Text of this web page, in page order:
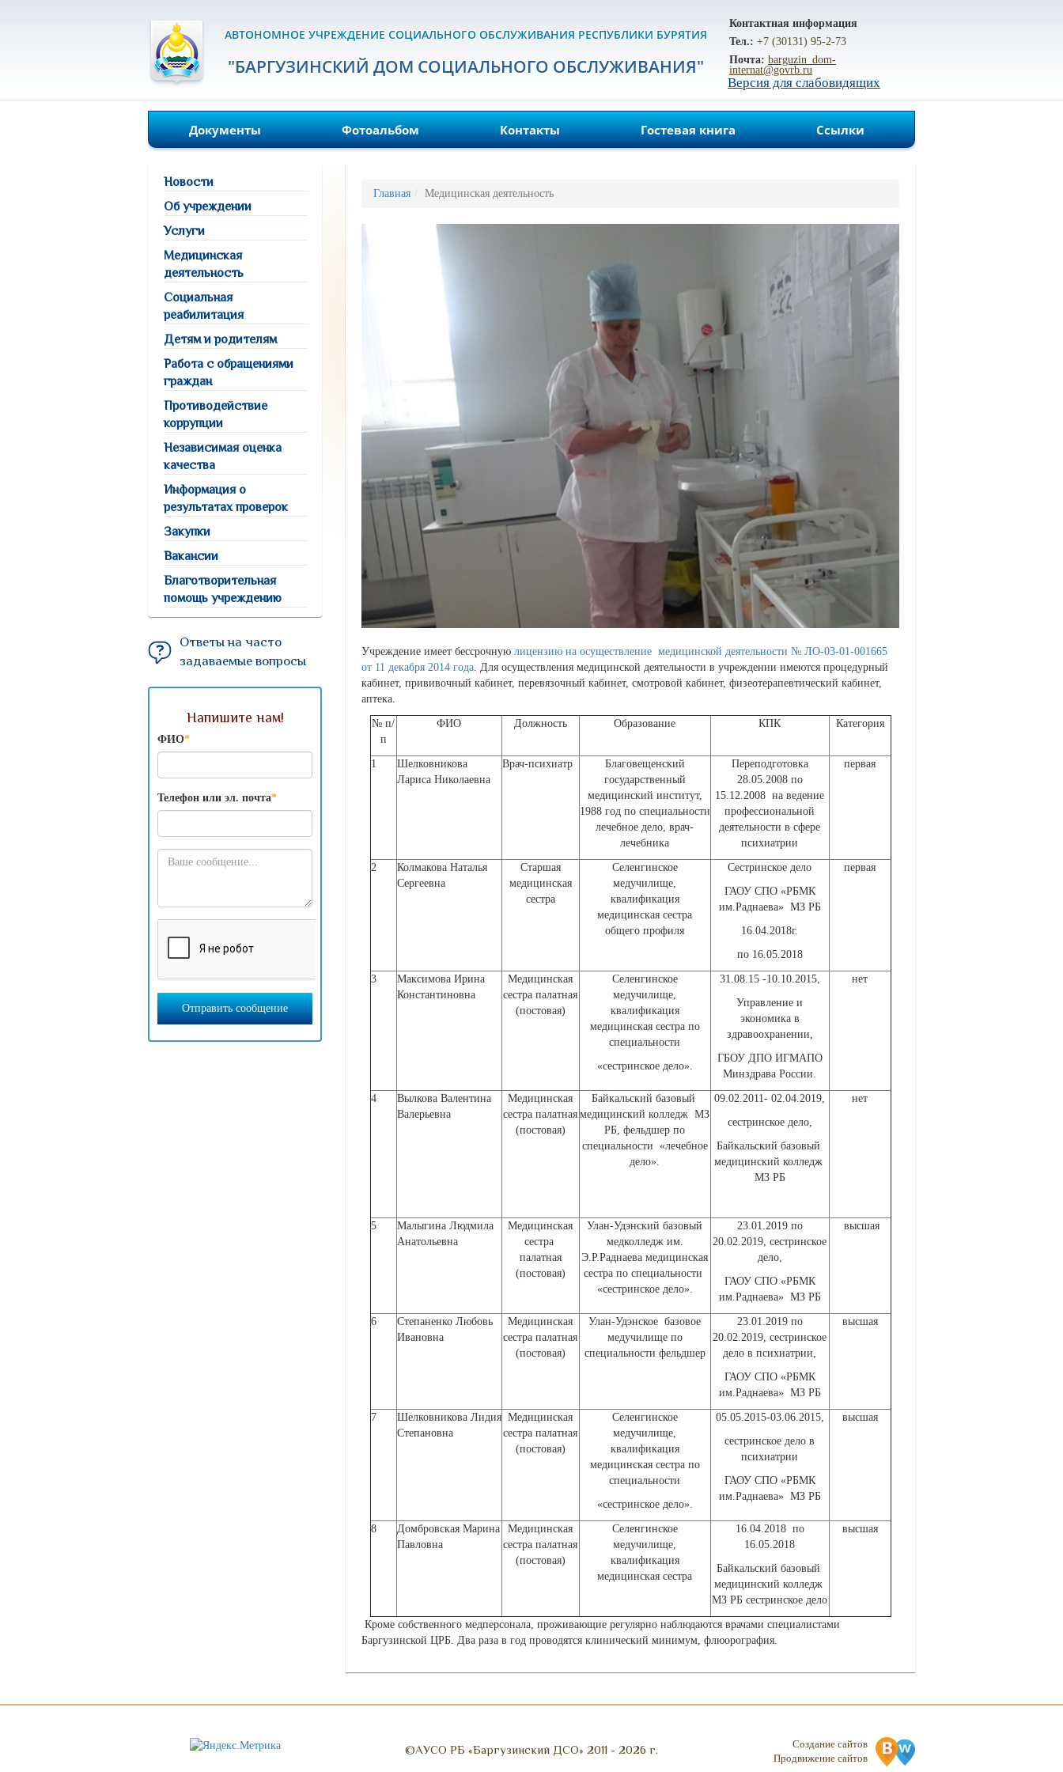
АВТОНОМНОЕ УЧРЕЖДЕНИЕ СОЦИАЛЬНОГО ОБСЛУЖИВАНИЯ РЕСПУБЛИКИ БУРЯТИЯ
"БАРГУЗИНСКИЙ ДОМ СОЦИАЛЬНОГО ОБСЛУЖИВАНИЯ"
Контактная информация
Тел.: +7 (30131) 95-2-73
Почта: barguzin_dom-
internat@govrb.ru
Версия для слабовидящих
Документы Фотоальбом Контакты Гостевая книга Ссылки
Новости
Об учреждении
Услуги
Медицинская
деятельность
Социальная
реабилитация
Детям и родителям
Работа с обращениями
граждан
Противодействие
коррупции
Независимая оценка
качества
Информация о
результатах проверок
Закупки
Вакансии
Благотворительная
помощь учреждению
Ответы на часто
задаваемые вопросы
Напишите нам!
ФИО*
Телефон или эл. почта*
Отправить сообщение
Главная Медицинская деятельность
Учреждение имеет бессрочную лицензию на осуществление медицинской деятельности № ЛО-03-01-001665
от 11 декабря 2014 года. Для осуществления медицинской деятельности в учреждении имеются процедурный
кабинет, прививочный кабинет, перевязочный кабинет, смотровой кабинет, физеотерапевтический кабинет,
аптека.
№ п/
п
ФИО Должность Образование КПК Категория
1
Шелковникова
Лариса Николаевна
Врач-психиатр
Благовещенский
государственный
медицинский институт,
1988 год по специальности
лечебное дело, врач-
лечебника
Переподготовка
28.05.2008 по
15.12.2008 на ведение
профессиональной
деятельности в сфере
психиатрии
первая
2
Колмакова Наталья
Сергеевна
Старшая
медицинская
сестра
Селенгинское
медучилище,
квалификация
медицинская сестра
общего профиля
Сестринское дело
ГАОУ СПО «РБМК
им.Раднаева» МЗ РБ
16.04.2018г.
по 16.05.2018
первая
3
Максимова Ирина
Константиновна
Медицинская
сестра палатная
(постовая)
Селенгинское
медучилище,
квалификация
медицинская сестра по
специальности
«сестринское дело».
31.08.15 -10.10.2015,
Управление и
экономика в
здравоохранении,
ГБОУ ДПО ИГМАПО
Минздрава России.
нет
4
Вылкова Валентина
Валерьевна
Медицинская
сестра палатная
(постовая)
Байкальский базовый
медицинский колледж МЗ
РБ, фельдшер по
специальности «лечебное
дело».
09.02.2011- 02.04.2019,
сестринское дело,
Байкальский базовый
медицинский колледж
МЗ РБ
нет
5
Малыгина Людмила
Анатольевна
Медицинская
сестра
палатная
(постовая)
Улан-Удэнский базовый
медколледж им.
Э.Р.Раднаева медицинская
сестра по специальности
«сестринское дело».
23.01.2019 по
20.02.2019, сестринское
дело,
ГАОУ СПО «РБМК
им.Раднаева» МЗ РБ
высшая
6
Степаненко Любовь
Ивановна
Медицинская
сестра палатная
(постовая)
Улан-Удэнское базовое
медучилище по
специальности фельдшер
23.01.2019 по
20.02.2019, сестринское
дело в психиатрии,
ГАОУ СПО «РБМК
им.Раднаева» МЗ РБ
высшая
7
Шелковникова Лидия
Степановна
Медицинская
сестра палатная
(постовая)
Селенгинское
медучилище,
квалификация
медицинская сестра по
специальности
«сестринское дело».
05.05.2015-03.06.2015,
сестринское дело в
психиатрии
ГАОУ СПО «РБМК
им.Раднаева» МЗ РБ
высшая
8
Домбровская Марина
Павловна
Медицинская
сестра палатная
(постовая)
Селенгинское
медучилище,
квалификация
медицинская сестра
16.04.2018 по
16.05.2018
Байкальский базовый
медицинский колледж
МЗ РБ сестринское дело
высшая
Кроме собственного медперсонала, проживающие регулярно наблюдаются врачами специалистами
Баргузинской ЦРБ. Два раза в год проводятся клинический минимум, флюорография.
©АУСО РБ «Баргузинский ДСО» 2011 - 2026 г.
Создание сайтов
Продвижение сайтов